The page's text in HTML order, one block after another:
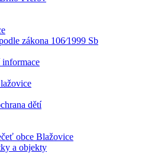
zákona 106⁄1999 Sb
dětí
obce Blažovice
a objekty